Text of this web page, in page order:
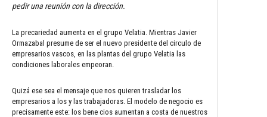
pedir una reunión con la dirección.
La precariedad aumenta en el grupo Velatia. Mientras Javier
Ormazabal presume de ser el nuevo presidente del circulo de
empresarios vascos, en las plantas del grupo Velatia las
condiciones laborales empeoran.
Quizá ese sea el mensaje que nos quieren trasladar los
empresarios a los y las trabajadoras. El modelo de negocio es
precisamente este: los bene cios aumentan a costa de nuestros